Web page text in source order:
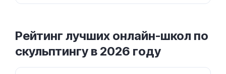
Рейтинг лучших онлайн-школ по
скульптингу в 2026 году